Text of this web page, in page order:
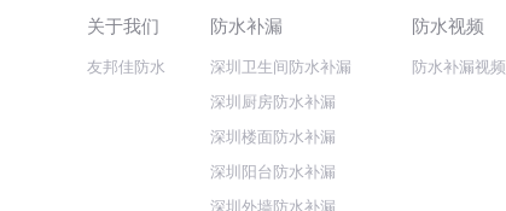
关于我们
友邦佳防水
防水补漏
深圳卫生间防水补漏
深圳厨房防水补漏
深圳楼面防水补漏
深圳阳台防水补漏
深圳外墙防水补漏
防水视频
防水补漏视频